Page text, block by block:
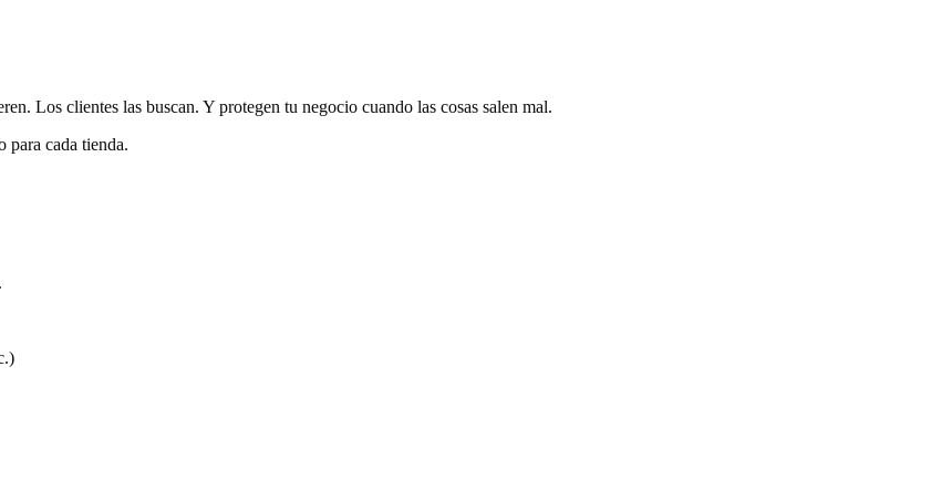
Los clientes las buscan. Y protegen tu negocio cuando las cosas salen mal.
para cada tienda.